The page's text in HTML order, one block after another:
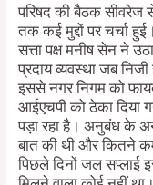
परिषद की बैठक
तक कई मुद्दों पर चर्चा
सत्ता पक्ष मनीष सेन ने
प्रदाय व्यवस्था जब
इससे नगर निगम को
आईएचपी को ठेका दिया
पड़ा रहा है। अनुबंध के
बात की थी और कितने
पिछले दिनों जल सप्लाई